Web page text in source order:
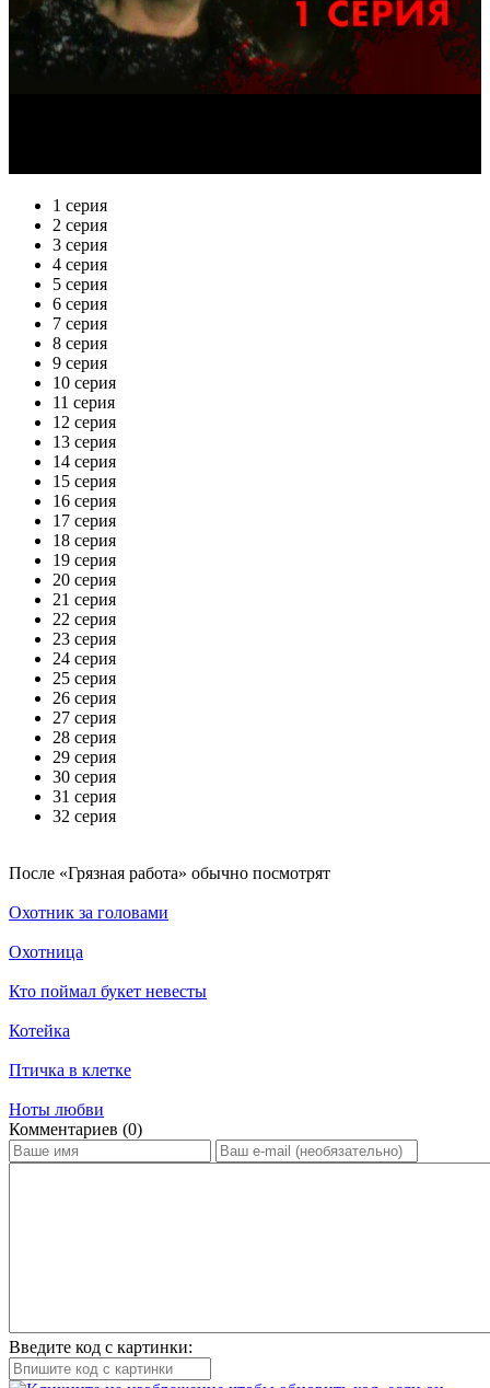
1 серия
2 серия
3 серия
4 серия
5 серия
6 серия
7 серия
8 серия
9 серия
10 серия
11 серия
12 серия
13 серия
14 серия
15 серия
16 серия
17 серия
18 серия
19 серия
20 серия
21 серия
22 серия
23 серия
24 серия
25 серия
26 серия
27 серия
28 серия
29 серия
30 серия
31 серия
32 серия
По­сле «Грязная работа» обыч­но по­смот­рят
Охотник за головами
Охотница
Кто поймал букет невесты
Котейка
Птичка в клетке
Ноты любви
Ком­мен­та­ри­ев (0)
Введите код с картинки: